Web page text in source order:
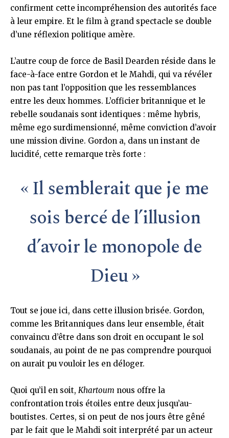
confirment cette incompréhension des autorités face
à leur empire. Et le film à grand spectacle se double
d’une réflexion politique amère.
L’autre coup de force de Basil Dearden réside dans le
face-à-face entre Gordon et le Mahdi, qui va révéler
non pas tant l’opposition que les ressemblances
entre les deux hommes. L’officier britannique et le
rebelle soudanais sont identiques : même hybris,
même ego surdimensionné, même conviction d’avoir
une mission divine. Gordon a, dans un instant de
lucidité, cette remarque très forte :
« Il semblerait que je me
sois bercé de l’illusion
d’avoir le monopole de
Dieu »
Tout se joue ici, dans cette illusion brisée. Gordon,
comme les Britanniques dans leur ensemble, était
convaincu d’être dans son droit en occupant le sol
soudanais, au point de ne pas comprendre pourquoi
on aurait pu vouloir les en déloger.
Quoi qu’il en soit, Khartoum nous offre la
confrontation trois étoiles entre deux jusqu’au-
boutistes. Certes, si on peut de nos jours être gêné
par le fait que le Mahdi soit interprété par un acteur